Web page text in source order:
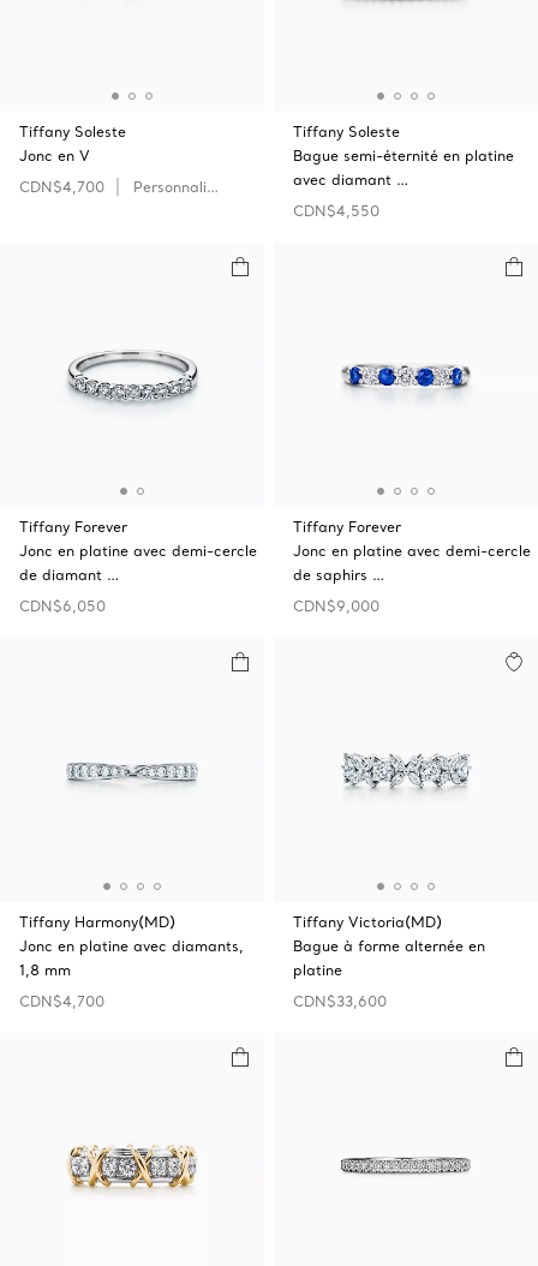
Tiffany Soleste
Jonc en V
CDN$4,700
Personnaliser
Tiffany Soleste
Bague semi-éternité en platine
avec diamant …
CDN$4,550
Tiffany Forever
Jonc en platine avec demi-cercle
de diamant …
CDN$6,050
Tiffany Forever
Jonc en platine avec demi-cercle
de saphirs …
CDN$9,000
Tiffany Harmony(MD)
Jonc en platine avec diamants,
1,8 mm
CDN$4,700
Tiffany Victoria(MD)
Bague à forme alternée en
platine
CDN$33,600